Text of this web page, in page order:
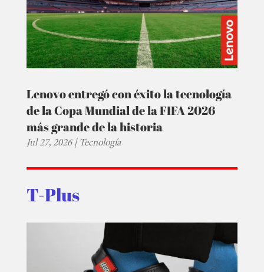
Lenovo entregó con éxito la tecnología
de la Copa Mundial de la FIFA 2026
más grande de la historia
Jul 27, 2026|Tecnología
T-Plus